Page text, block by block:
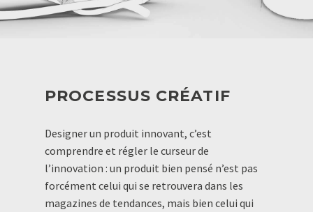
PROCESSUS CRÉATIF
Designer un produit innovant, c’est
comprendre et régler le curseur de
l’innovation : un produit bien pensé n’est pas
forcément celui qui se retrouvera dans les
magazines de tendances, mais bien celui qui